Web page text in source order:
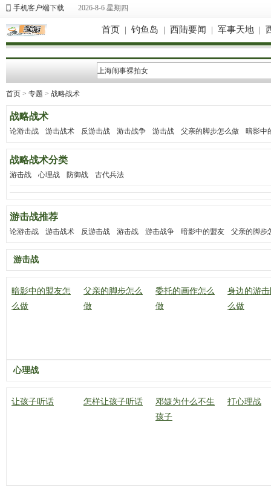
手机客户端下载 2026-8-6 星期四
首页 | 钓鱼岛 | 西陆要闻 | 军事天地 |
首页 > 专题 > 战略战术
战略战术
论游击战 游击战术 反游击战 游击战争 游击战 父亲的脚步怎么做 暗影中
战略战术分类
游击战 心理战 防御战 古代兵法
游击战推荐
论游击战 游击战术 反游击战 游击战 游击战争 暗影中的盟友 父亲的脚步
游击战
暗影中的盟友怎
么做
父亲的脚步怎么
做
委托的画作怎么
做
身边的游
么做
心理战
让孩子听话 怎样让孩子听话
邓婕为什么不生
孩子
打心理战